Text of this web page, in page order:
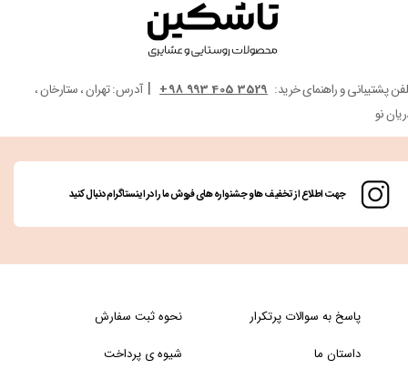
جهت اطلاع از تخفیف ها و جشنواره های فروش ما را در اینستاگرام دنبال کنید
پاسخ به سوالات پرتکرار
داستان ما
نحوه ثبت سفارش
شیوه ی پرداخت
پشتیبانی و راهنمای خرید: 3529 405 993 98+
| آدرس: تهران ، ستارخان ،
نو